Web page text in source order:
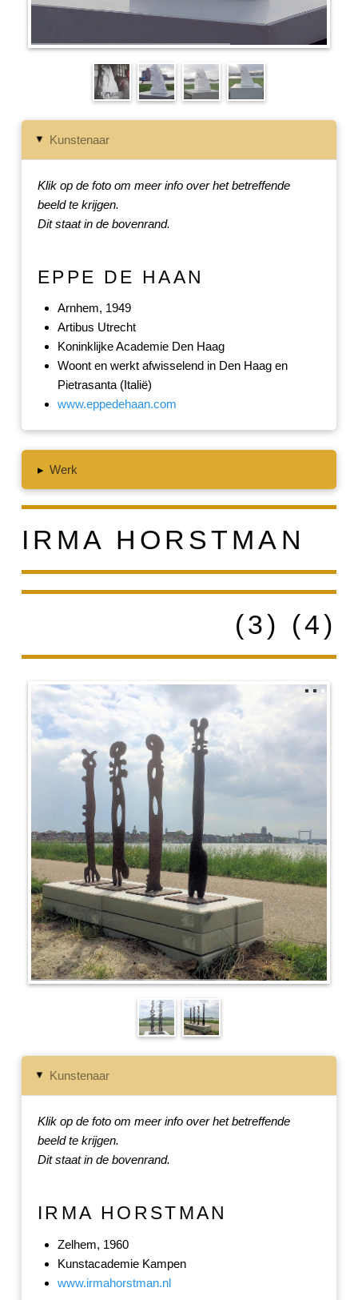
▸ Kunstenaar
Klik op de foto om meer info over het betreffende
beeld te krijgen.
Dit staat in de bovenrand.
EPPE DE HAAN
Arnhem, 1949
Artibus Utrecht
Koninklijke Academie Den Haag
Woont en werkt afwisselend in Den Haag en
Pietrasanta (Italië)
www.eppedehaan.com
▸ Werk
IRMA HORSTMAN
(3) (4)
▸ Kunstenaar
Klik op de foto om meer info over het betreffende
beeld te krijgen.
Dit staat in de bovenrand.
IRMA HORSTMAN
Zelhem, 1960
Kunstacademie Kampen
www.irmahorstman.nl